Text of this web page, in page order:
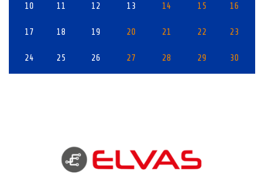
10 11 12 13 14 15 16
17 18 19 20 21 22 23
24 25 26 27 28 29 30